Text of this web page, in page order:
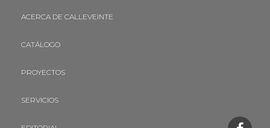
ACERCA DE CALLEVEINTE
CATÁLOGO
PROYECTOS
SERVICIOS